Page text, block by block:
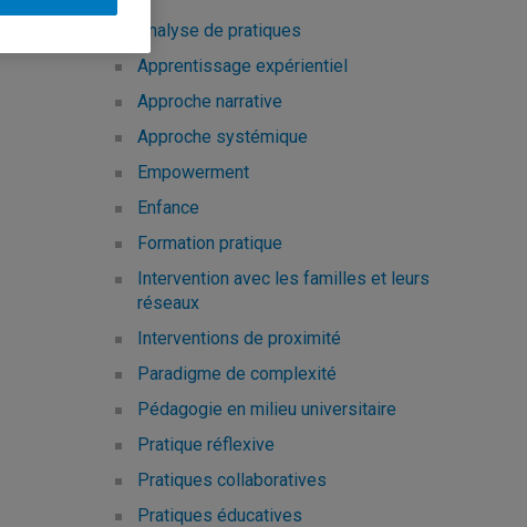
Analyse de pratiques
Apprentissage expérientiel
Approche narrative
Approche systémique
Empowerment
Enfance
Formation pratique
Intervention avec les familles et leurs
réseaux
Interventions de proximité
Paradigme de complexité
Pédagogie en milieu universitaire
Pratique réflexive
Pratiques collaboratives
Pratiques éducatives